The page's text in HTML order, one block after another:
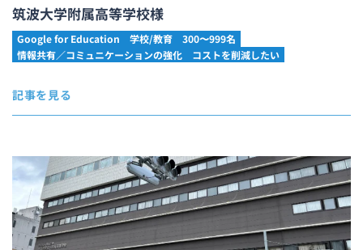
筑波大学附属高等学校様
Google for Education 学校/教育
300〜999名
情報共有／コミュニケーションの強化
コストを削減したい
記事を見る